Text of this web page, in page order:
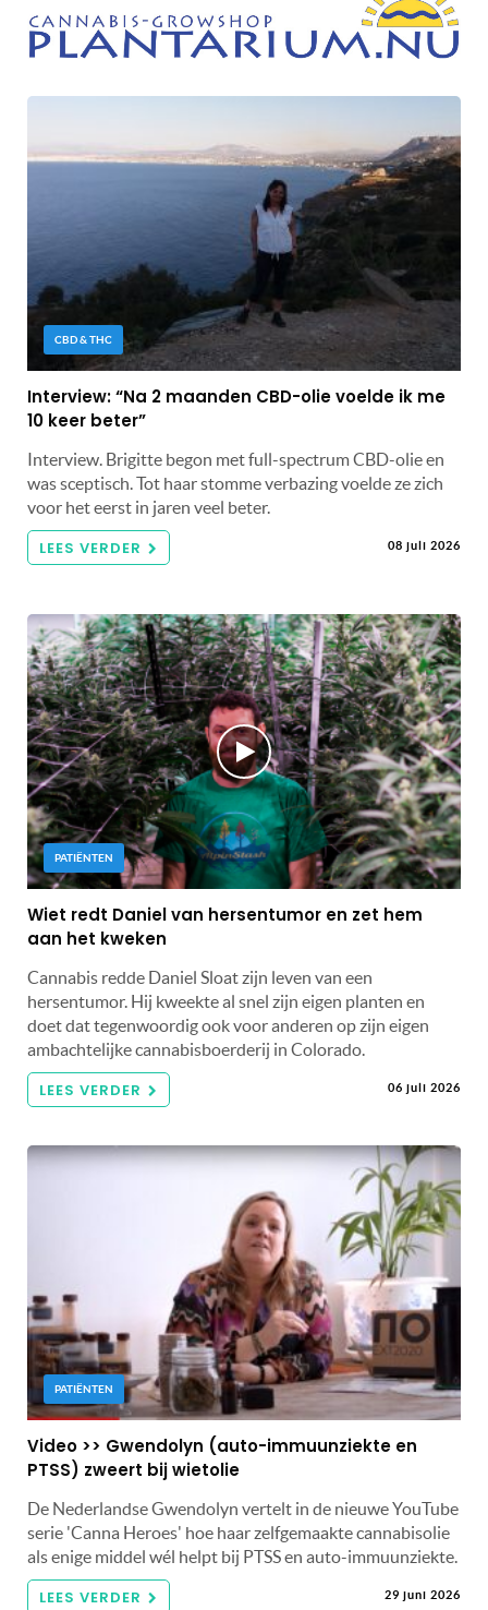
CBD & THC
Interview: “Na 2 maanden CBD-olie voelde ik me
10 keer beter”
Interview. Brigitte begon met full-spectrum CBD-olie en
was sceptisch. Tot haar stomme verbazing voelde ze zich
voor het eerst in jaren veel beter.
LEES VERDER 08 juli 2026
PATIËNTEN
Wiet redt Daniel van hersentumor en zet hem
aan het kweken
Cannabis redde Daniel Sloat zijn leven van een
hersentumor. Hij kweekte al snel zijn eigen planten en
doet dat tegenwoordig ook voor anderen op zijn eigen
ambachtelijke cannabisboerderij in Colorado.
LEES VERDER 06 juli 2026
PATIËNTEN
Video >> Gwendolyn (auto-immuunziekte en
PTSS) zweert bij wietolie
De Nederlandse Gwendolyn vertelt in de nieuwe YouTube
serie 'Canna Heroes' hoe haar zelfgemaakte cannabisolie
als enige middel wél helpt bij PTSS en auto-immuunziekte.
LEES VERDER 29 juni 2026